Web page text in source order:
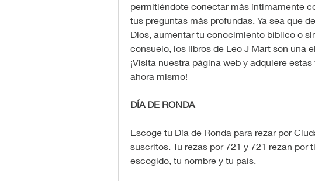
permitiéndote conectar más íntimamente
tus preguntas más profundas. Ya sea que
Dios, aumentar tu conocimiento bíblico o
consuelo, los libros de Leo J Mart son una
¡Visita nuestra página web y adquiere
ahora mismo!
DÍA DE RONDA
Escoge tu Día de Ronda para rezar por
suscritos. Tu rezas por 721 y 721 rezan por
escogido, tu nombre y tu país.